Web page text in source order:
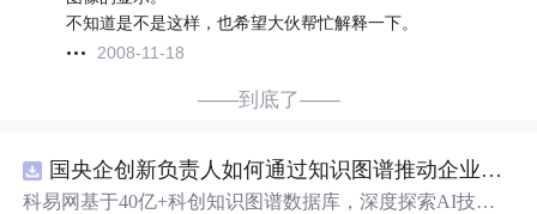
不知道是不是这样，也希望大伙帮忙解释一下。
2008-11-18
——到底了——
国央企创新负责人如何通过知识图谱推动企业技术创新与外部资源高效对接？.docx
科易网基于40亿+科创知识图谱数据库，深度探索AI技术